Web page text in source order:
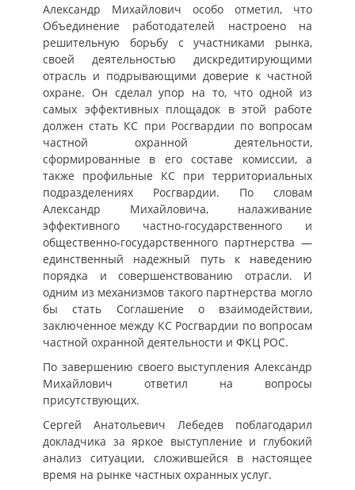
Александр Михайлович особо отметил, что
Объединение работодателей настроено на
решительную борьбу с участниками рынка,
своей деятельностью дискредитирующими
отрасль и подрывающими доверие к частной
охране. Он сделал упор на то, что одной из
самых эффективных площадок в этой работе
должен стать КС при Росгвардии по вопросам
частной охранной деятельности,
сформированные в его составе комиссии, а
также профильные КС при территориальных
подразделениях Росгвардии. По словам
Александр Михайловича, налаживание
эффективного частно-государственного и
общественно-государственного партнерства —
единственный надежный путь к наведению
порядка и совершенствованию отрасли. И
одним из механизмов такого партнерства могло
бы стать Соглашение о взаимодействии,
заключенное между КС Росгвардии по вопросам
частной охранной деятельности и ФКЦ РОС.
По завершению своего выступления Александр
Михайлович ответил на вопросы
присутствующих.
Сергей Анатольевич Лебедев поблагодарил
докладчика за яркое выступление и глубокий
анализ ситуации, сложившейся в настоящее
время на рынке частных охранных услуг.